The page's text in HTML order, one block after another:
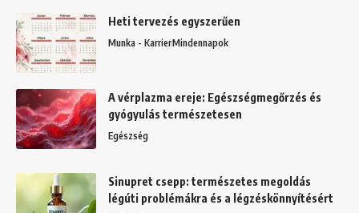
Heti tervezés egyszerűen
Munka - KarrierMindennapok
A vérplazma ereje: Egészségmegőrzés és
gyógyulás természetesen
Egészség
Sinupret csepp: természetes megoldás
légúti problémákra és a légzéskönnyítésért